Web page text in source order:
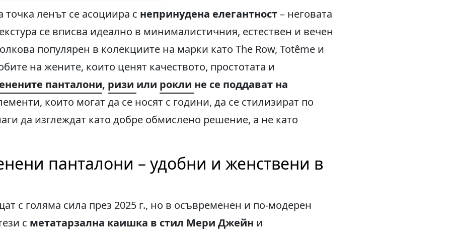
точка ленът се асоциира с непринудена елегантност– неговата
се вписва идеално в минималистичния, естествен и вечен
популярен в колекциите на марки като The Row, Totême и
на жените, които ценят качеството, простотата и
панталони, ризи или рокли не се поддават на
които могат да се носят с години, да се стилизират по
да изглеждат като добре обмислено решение, а не като
панталони – удобни и женствени в
с голяма сила през 2025 г., но в осъвременен и по-модерен
с метатарзална каишка в стил Мери Джейн и